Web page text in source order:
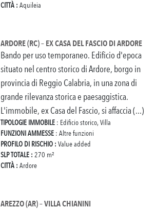
CITTÀ : Aquileia
ARDORE (RC) – EX CASA DEL FASCIO DI ARDORE
Bando per uso temporaneo. Edificio d'epoca
situato nel centro storico di Ardore, borgo in
provincia di Reggio Calabria, in una zona di
grande rilevanza storica e paesaggistica.
L'immobile, ex Casa del Fascio, si affaccia (...)
TIPOLOGIE IMMOBILE : Edificio storico, Villa
FUNZIONI AMMESSE : Altre funzioni
PROFILO DI RISCHIO : Value added
SLP TOTALE : 270 m²
CITTÀ : Ardore
AREZZO (AR) – VILLA CHIANINI